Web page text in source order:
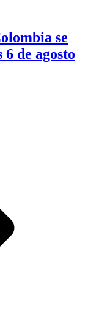
se
de agosto